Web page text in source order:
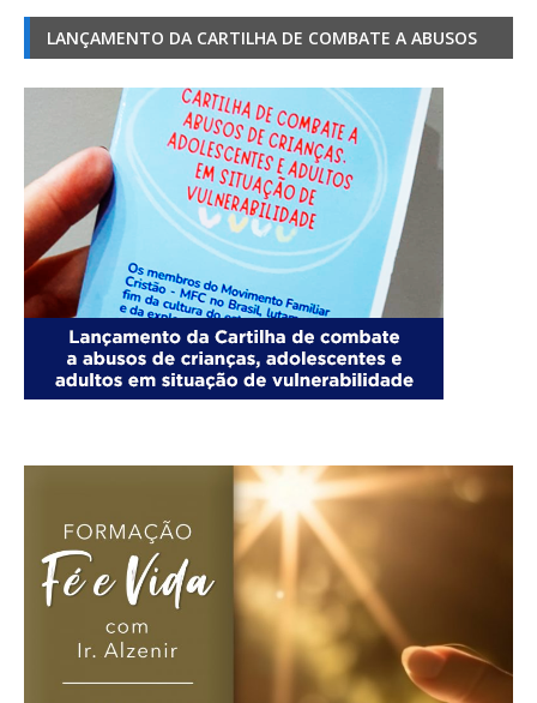
LANÇAMENTO DA CARTILHA DE COMBATE A ABUSOS